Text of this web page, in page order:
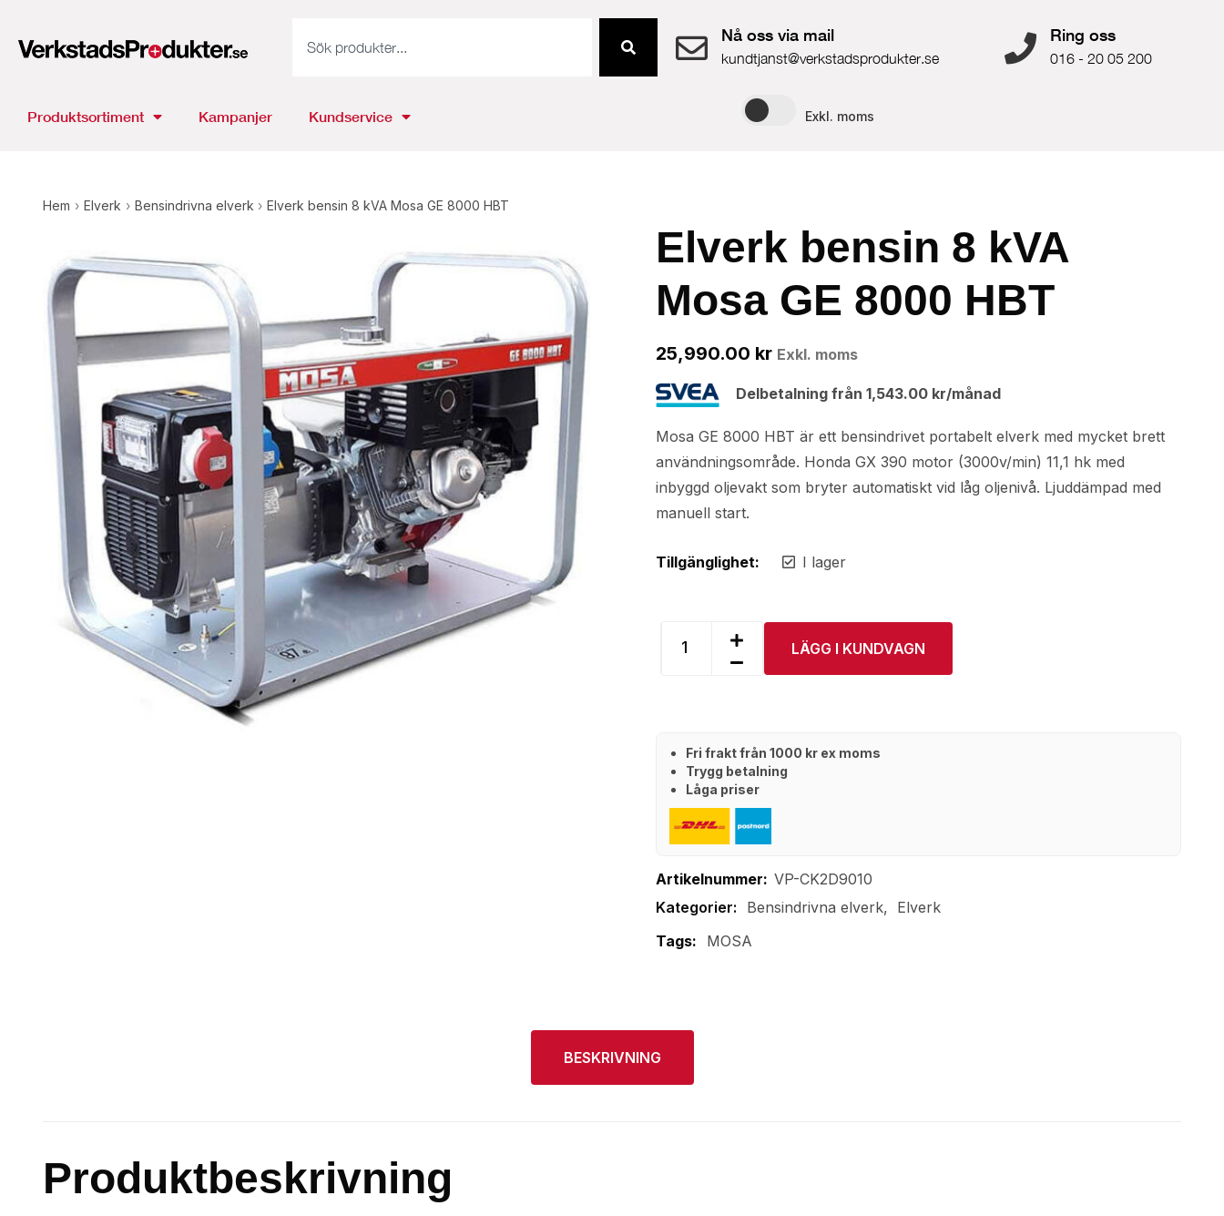
Nå oss via mail
kundtjanst@verkstadsprodukter.se
Ring oss
016 - 20 05 200
Produktsortiment Kampanjer Kundservice Exkl. moms
Hem › Elverk › Bensindrivna elverk › Elverk bensin 8 kVA Mosa GE 8000 HBT
Delbetalning från 1,543.00 kr/månad
25,990.00 kr Exkl. moms
Elverk bensin 8 kVA
Mosa GE 8000 HBT
Mosa GE 8000 HBT är ett bensindrivet portabelt elverk med mycket brett
användningsområde. Honda GX 390 motor (3000v/min) 11,1 hk med
inbyggd oljevakt som bryter automatiskt vid låg oljenivå. Ljuddämpad med
manuell start.
Tillgänglighet: I lager
LÄGG I KUNDVAGN
Fri frakt från 1000 kr ex moms
Trygg betalning
Låga priser
Artikelnummer: VP-CK2D9010
Bensindrivna elverk
Elverk
Tags:
MOSA
BESKRIVNING
Produktbeskrivning